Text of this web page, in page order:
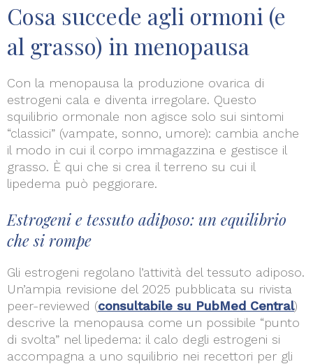
Cosa succede agli ormoni (e
al grasso) in menopausa
Con la menopausa la produzione ovarica di
estrogeni cala e diventa irregolare. Questo
squilibrio ormonale non agisce solo sui sintomi
“classici” (vampate, sonno, umore): cambia anche
il modo in cui il corpo immagazzina e gestisce il
grasso. È qui che si crea il terreno su cui il
lipedema può peggiorare.
Estrogeni e tessuto adiposo: un equilibrio
che si rompe
Gli estrogeni regolano l’attività del tessuto adiposo.
Un’ampia revisione del 2025 pubblicata su rivista
peer-reviewed (consultabile su PubMed Central)
descrive la menopausa come un possibile “punto
di svolta” nel lipedema: il calo degli estrogeni si
accompagna a uno squilibrio nei recettori per gli